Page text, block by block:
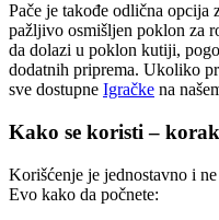
Pače je takođe odlična
pažljivo osmišljen poklon za
da dolazi u poklon kutiji,
dodatnih priprema. Ukoliko
sve dostupne Igračke na
Kako se koristi –
Korišćenje je jednostavno i
Evo kako da počnete: